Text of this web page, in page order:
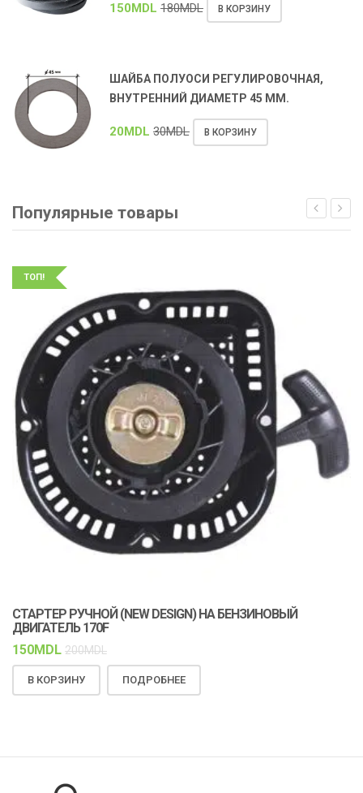
150MDL 180MDL В КОРЗИНУ
ШАЙБА ПОЛУОСИ РЕГУЛИРОВОЧНАЯ,
ВНУТРЕННИЙ ДИАМЕТР 45 ММ.
20MDL 30MDL В КОРЗИНУ
Популярные товары
ТОП!
СТАРТЕР РУЧНОЙ (NEW DESIGN) НА БЕНЗИНОВЫЙ
ДВИГАТЕЛЬ 170F
150MDL 200MDL
В КОРЗИНУ ПОДРОБНЕЕ